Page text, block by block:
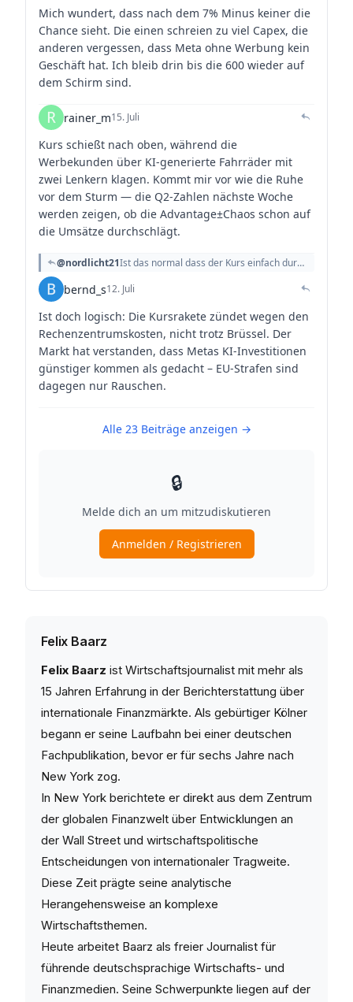
Felix Baarz
Felix Baarz ist Wirtschaftsjournalist mit mehr als
15 Jahren Erfahrung in der Berichterstattung über
internationale Finanzmärkte. Als gebürtiger Kölner
begann er seine Laufbahn bei einer deutschen
Fachpublikation, bevor er für sechs Jahre nach
New York zog.
In New York berichtete er direkt aus dem Zentrum
der globalen Finanzwelt über Entwicklungen an
der Wall Street und wirtschaftspolitische
Entscheidungen von internationaler Tragweite.
Diese Zeit prägte seine analytische
Herangehensweise an komplexe
Wirtschaftsthemen.
Heute arbeitet Baarz als freier Journalist für
führende deutschsprachige Wirtschafts- und
Finanzmedien. Seine Schwerpunkte liegen auf der